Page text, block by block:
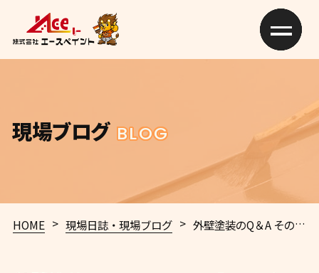
現場ブログ BLOG
HOME > 現場日誌・現場ブログ > 外壁塗装のQ＆A その13「サイディングのコーキングについて」✨